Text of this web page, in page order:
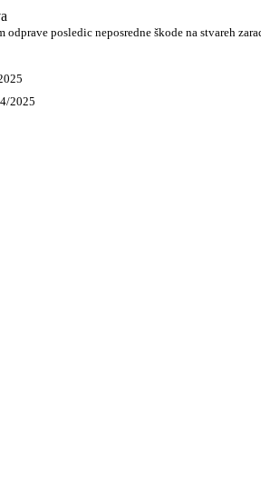
odprave posledic neposredne škode na stvareh
2025